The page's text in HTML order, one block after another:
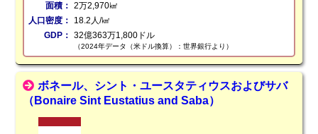
面積： 2万2,970㎢
人口密度：
18.2人/㎢
GDP： 32億363万1,800ドル
（2024年データ（米ドル換算）：世界銀行より）
ボネール、シント・ユースタティウスおよびサバ
（Bonaire Sint Eustatius and Saba）